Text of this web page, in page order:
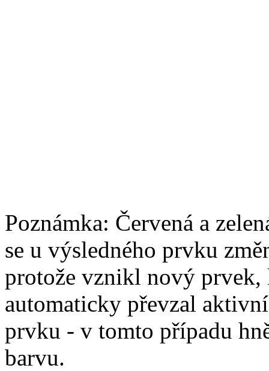
Poznámka: Červená a
se u výsledného prvku
protože vznikl nový prvek,
automaticky převzal
prvku - v tomto případu
barvu.